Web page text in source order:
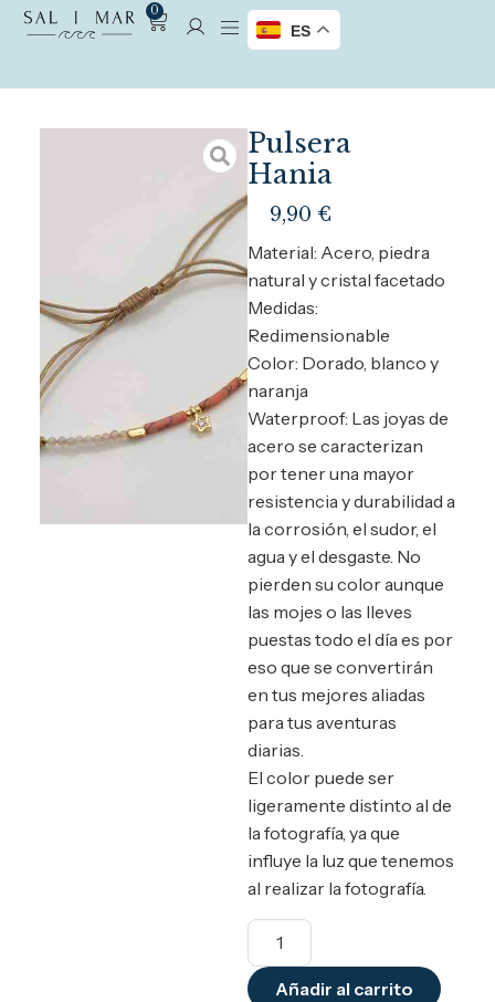
0
ES
Pulsera
Hania
9,90 €
Material: Acero, piedra
natural y cristal facetado
Medidas:
Redimensionable
Color: Dorado, blanco y
naranja
Waterproof: Las joyas de
acero se caracterizan
por tener una mayor
resistencia y durabilidad a
la corrosión, el sudor, el
agua y el desgaste. No
pierden su color aunque
las mojes o las lleves
puestas todo el día es por
eso que se convertirán
en tus mejores aliadas
para tus aventuras
diarias.
El color puede ser
ligeramente distinto al de
la fotografía, ya que
influye la luz que tenemos
al realizar la fotografía.
Añadir al carrito